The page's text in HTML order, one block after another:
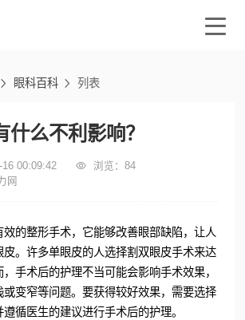
 眼科百科  列表
什么不利影响？
16 00:09:42  浏览： 84
网
效的整形手术，它能够改善眼部缺陷，让人
。许多单眼皮的人选择割双眼皮手术来达
手术后的护理不当可能会影响手术效果，
变窄等问题。要获得较好效果，需要选择
循医生的建议进行手术后的护理。